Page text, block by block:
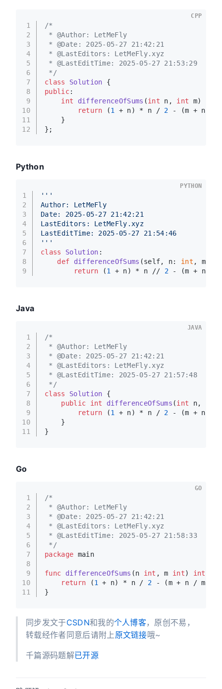
1
2
3
4
5
6
7
8
9
10
11
12
/*
* @Author: LetMeFly
* @Date: 2025-05-27 21:42:21
* @LastEditors: LetMeFly.xyz
* @LastEditTime: 2025-05-27 21:53:29
*/
class
Solution {
public:
int
differenceOfSums (int n, int m)
return (1 + n) * n / 2 - (m + n /
    }
};
CPP
Python
1
2
3
4
5
6
7
8
9
'''
Author: LetMeFly
Date: 2025-05-27 21:42:21
LastEditors: LetMeFly.xyz
LastEditTime: 2025-05-27 21:54:46
'''
class
Solution :
def
differenceOfSums (self, n: int , m:
return (1 + n) * n // 2 - (m + n //
PYTHON
Java
1
2
3
4
5
6
7
8
9
10
11
/*
* @Author: LetMeFly
* @Date: 2025-05-27 21:42:21
* @LastEditors: LetMeFly.xyz
* @LastEditTime: 2025-05-27 21:57:48
*/
class
Solution {
public
int differenceOfSums (int n,
return (1 + n) * n / 2 - (m + n /
    }
}
JAVA
Go
1
2
3
4
5
6
7
8
9
10
11
/*
* @Author: LetMeFly
* @Date: 2025-05-27 21:42:21
* @LastEditors: LetMeFly.xyz
* @LastEditTime: 2025-05-27 21:58:33
*/
package main
func differenceOfSums (n int , m int) int
return (1 + n) * n / 2 - (m + n / m *
}
GO
同步发文于CSDN和我的个人博客，原创不易，
转载经作者同意后请附上 原文链接哦~
千篇源码题解已开源